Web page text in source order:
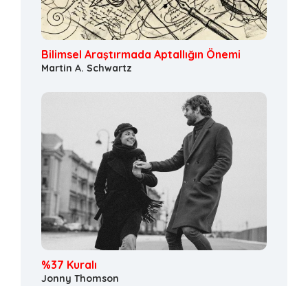
Bilimsel Araştırmada Aptallığın Önemi
Martin A. Schwartz
%37 Kuralı
Jonny Thomson